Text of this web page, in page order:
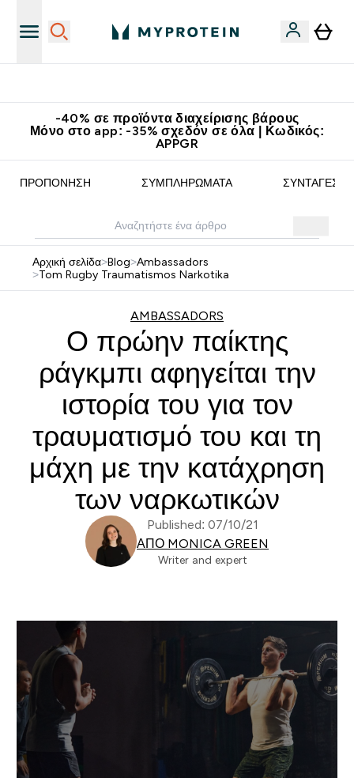
-40% σε προϊόντα διαχείρισης βάρους
Μόνο στο app: -35% σχεδόν σε όλα | Κωδικός:
APPGR
ΠΡΟΠΌΝΗΣΗ ΣΥΜΠΛΗΡΏΜΑΤΑ ΣΥΝΤΑΓΈΣ
Αρχική σελίδα>Blog>Ambassadors
>Tom Rugby Traumatismos Narkotika
AMBASSADORS
Ο πρώην παίκτης
ράγκμπι αφηγείται την
ιστορία του για τον
τραυματισμό του και τη
μάχη με την κατάχρηση
των ναρκωτικών
Published: 07/10/21
ΑΠΌ MONICA GREEN
Writer and expert